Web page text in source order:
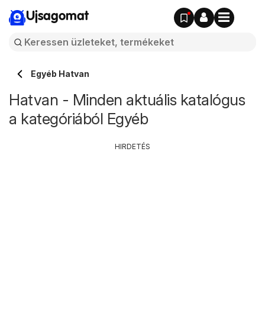
Ujsagomat
Egyéb Hatvan
Hatvan - Minden aktuális katalógus
a kategóriából Egyéb
HIRDETÉS